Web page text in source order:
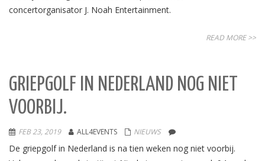
concertorganisator J. Noah Entertainment.
READ MORE >>
GRIEPGOLF IN NEDERLAND NOG NIET
VOORBIJ.
FEB 23, 2019 ALL4EVENTS NIEUWS
De griepgolf in Nederland is na tien weken nog niet voorbij.